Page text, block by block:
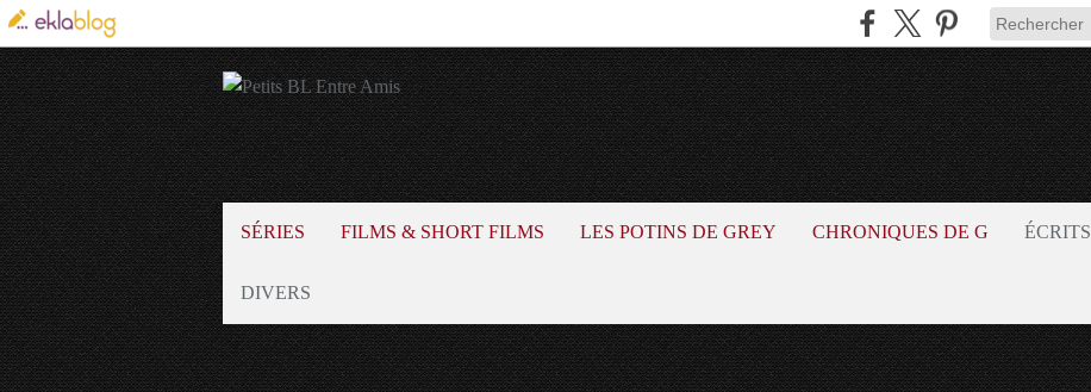
SÉRIES FILMS & SHORT FILMS LES POTINS DE GREY CHRONIQUES DE G ÉCRITS
DIVERS